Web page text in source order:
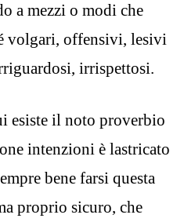
a mezzi o modi che
volgari, offensivi, lesivi
irrispettosi.
esiste il noto proverbio
intenzioni è lastricato
bene farsi questa
proprio sicuro, che